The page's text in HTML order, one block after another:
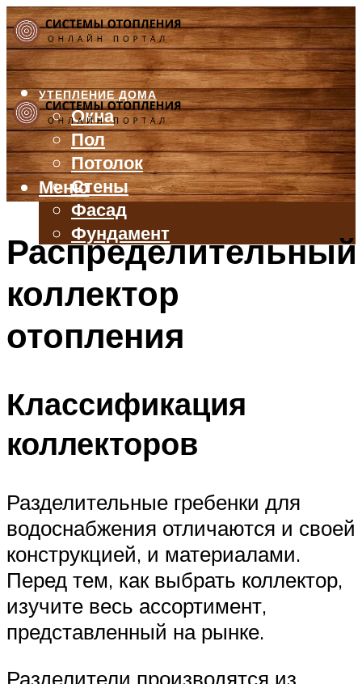
УТЕПЛЕНИЕ ДОМА
Окна
Пол
Потолок
Стены
Фасад
Фундамент
БАЛКОН И ЛОДЖИЯ
ВЕНТИЛЯЦИЯ
ТРУБЫ
Меню
Распределительный
коллектор
отопления
Классификация
коллекторов
Разделительные гребенки для
водоснабжения отличаются и своей
конструкцией, и материалами.
Перед тем, как выбрать коллектор,
изучите весь ассортимент,
представленный на рынке.
Разделители производятся из